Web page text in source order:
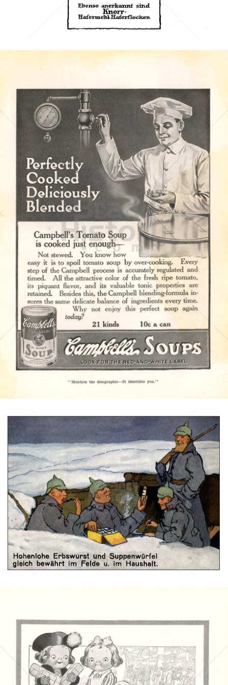
Campbell's Campbell's Germany GmbH 1914
Hohenlohe Nährmittel
Hohenlohesche Nährmittelfabrik, Kassel
1915
Bild-ID: 42843